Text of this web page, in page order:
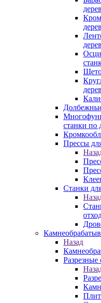
станки по
Прессы
Станки
Назад